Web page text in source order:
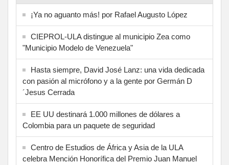
¡Ya no aguanto más! por Rafael Augusto López
CIEPROL-ULA distingue al municipio Zea como
"Municipio Modelo de Venezuela"
Hasta siempre, David José Lanz: una vida dedicada
con pasión al micrófono y a la gente por Germán D
´Jesus Cerrada
EE UU destinará 1.000 millones de dólares a
Colombia para un paquete de seguridad
Centro de Estudios de África y Asia de la ULA
celebra Mención Honorífica del Premio Juan Manuel